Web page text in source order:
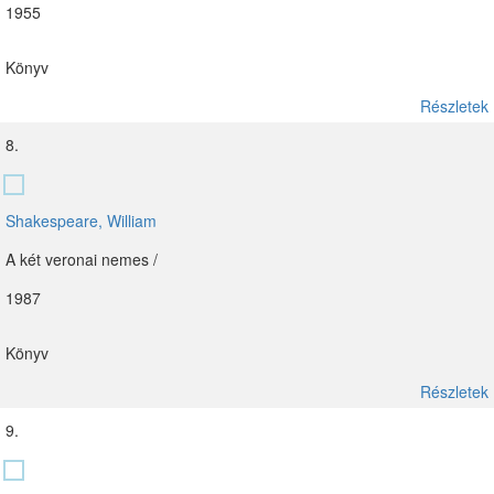
1955
Könyv
Részletek
8.
Shakespeare, William
A két veronai nemes /
1987
Könyv
Részletek
9.